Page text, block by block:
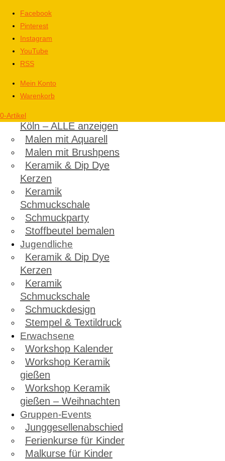
Facebook
Pinterest
Instagram
YouTube
RSS
Mein Konto
Warenkorb
0-Artikel
Kinder
Kindergeburtstag in
Köln – ALLE anzeigen
Malen mit Aquarell
Malen mit Brushpens
Keramik & Dip Dye
Kerzen
Keramik
Schmuckschale
Schmuckparty
Stoffbeutel bemalen
Jugendliche
Keramik & Dip Dye
Kerzen
Keramik
Schmuckschale
Schmuckdesign
Stempel & Textildruck
Erwachsene
Workshop Kalender
Workshop Keramik
gießen
Workshop Keramik
gießen – Weihnachten
Gruppen-Events
Junggesellenabschied
Ferienkurse für Kinder
Malkurse für Kinder